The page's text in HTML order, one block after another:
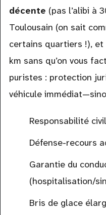
décente (pas l’alibi à
Toulousain (on sait
certains quartiers !),
km sans qu’on vous
puristes : protection
véhicule
Responsabilité
Défense-recours
Garantie du
(hospitalisation/
Bris de glace